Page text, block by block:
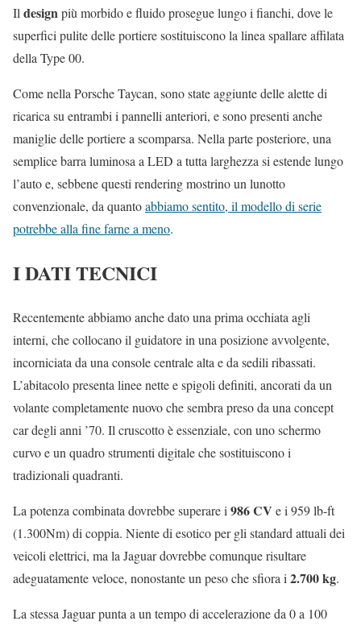
Il designpiù morbido e fluido prosegue lungo i fianchi, dove le
superfici pulite delle portiere sostituiscono la linea spallare affilata
della Type 00.
Come nella Porsche Taycan, sono state aggiunte delle alette di
ricarica su entrambi i pannelli anteriori, e sono presenti anche
maniglie delle portiere a scomparsa. Nella parte posteriore, una
semplice barra luminosa a LED a tutta larghezza si estende lungo
l’auto e, sebbene questi rendering mostrino un lunotto
convenzionale, da quantoabbiamo sentito, il modello di serie
potrebbe alla fine farne a meno.
I DATI TECNICI
Recentemente abbiamo anche dato una prima occhiata agli
interni, che collocano il guidatore in una posizione avvolgente,
incorniciata da una console centrale alta e da sedili ribassati.
L’abitacolo presenta linee nette e spigoli definiti, ancorati da un
volante completamente nuovo che sembra preso da una concept
car degli anni ’70. Il cruscotto è essenziale, con uno schermo
curvo e un quadro strumenti digitale che sostituiscono i
tradizionali quadranti.
La potenza combinata dovrebbe superare i 986 CV e i 959 lb-ft
(1.300Nm) di coppia. Niente di esotico per gli standard attuali dei
veicoli elettrici, ma la Jaguar dovrebbe comunque risultare
adeguatamente veloce, nonostante un peso che sfiora i 2.700 kg.
La stessa Jaguar punta a un tempo di accelerazione da 0 a 100